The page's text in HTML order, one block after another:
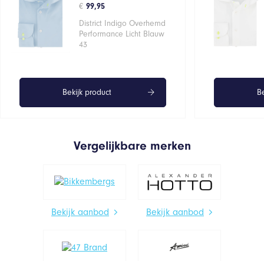
€ 99,95
District Indigo Overhemd
Performance Licht Blauw
43
Bekijk product
Vergelijkbare merken
Bekijk aanbod Bekijk aanbod